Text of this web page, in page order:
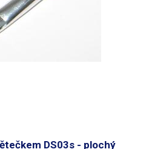
DS03s - plochý